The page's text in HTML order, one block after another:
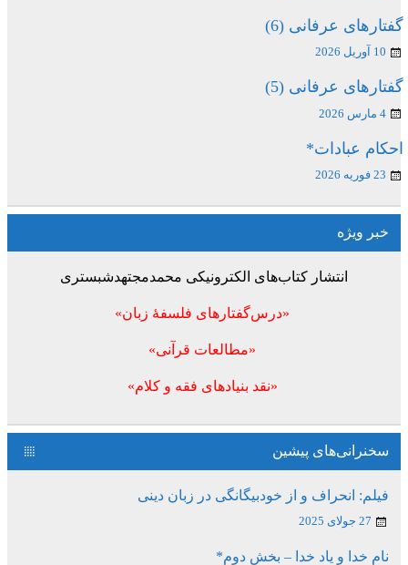
گفتارهای عرفانی (6)
10 آوریل 2026
گفتارهای عرفانی (5)
4 مارس 2026
احکام عبادات*
23 فوریه 2026
خبر ویژه
انتشار کتاب‌های الکترونیکی محمدمجتهدشبستری
«درس‌گفتارهای فلسفۀ زبان»
«مطالعات قرآنی»
«نقد بنیادهای فقه و کلام»
سخنرانی‌های پیشین
فیلم: انحراف و از خودبیگانگی در زبان دینی
27 جولای 2025
نام خدا و یاد خدا – بخش دوم*